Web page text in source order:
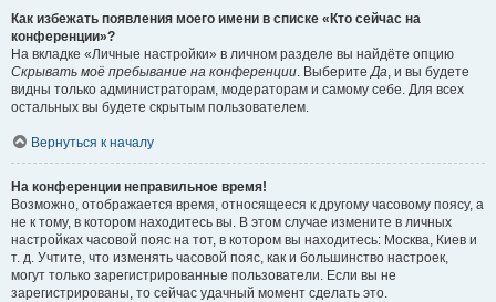
Как избежать появления моего имени в списке «Кто сейчас на
конференции»?
На вкладке «Личные настройки» в личном разделе вы найдёте опцию
Скрывать моё пребывание на конференции. ВыберитеДа, и вы будете
видны только администраторам, модераторам и самому себе. Для всех
остальных вы будете скрытым пользователем.
Вернуться к началу
На конференции неправильное время!
Возможно, отображается время, относящееся к другому часовому поясу, а
не к тому, в котором находитесь вы. В этом случае измените в личных
настройках часовой пояс на тот, в котором вы находитесь: Москва, Киев и
т. д. Учтите, что изменять часовой пояс, как и большинство настроек,
могут только зарегистрированные пользователи. Если вы не
зарегистрированы, то сейчас удачный момент сделать это.